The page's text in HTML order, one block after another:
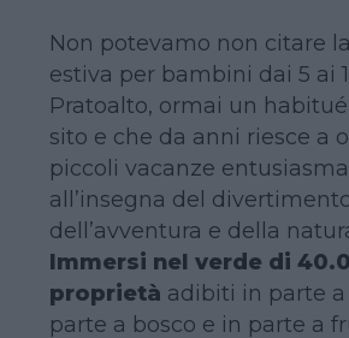
Non potevamo non citare
estiva per bambini dai 5 ai
Pratoalto, ormai un
sito e che da anni riesce a
piccoli vacanze
all’insegna del
dell’avventura e della
Immersi nel verde di
proprietà adibiti in parte a
parte a bosco e in parte a